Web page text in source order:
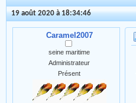
19 août 2020 à 18:34:46
Caramel2007
seine maritime
Administrateur
Présent